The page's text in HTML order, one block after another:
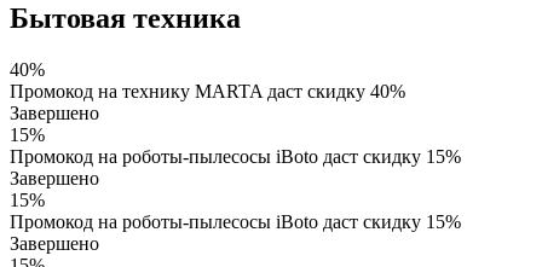
Бытовая техника
40%
Промокод на технику MARTA даст скидку 40%
Завершено
15%
Промокод на роботы-пылесосы iBoto даст скидку 15%
Завершено
15%
Промокод на роботы-пылесосы iBoto даст скидку 15%
Завершено